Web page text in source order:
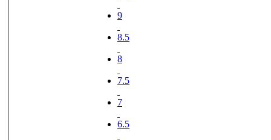
9
8.5
8
7.5
7
6.5